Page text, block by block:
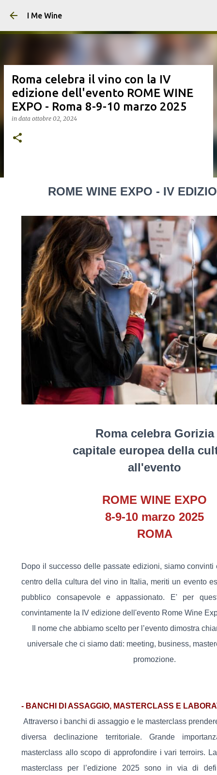
I Me Wine
Roma celebra il vino con la IV
edizione dell'evento ROME WINE
EXPO - Roma 8-9-10 marzo 2025
in data ottobre 02, 2024
ROME WINE EXPO - IV
Roma celebra Gorizia
capitale europea della
all'evento
ROME WINE EXPO
8-9-10 marzo 2025
ROMA
Dopo il successo delle passate edizioni, siamo
centro della cultura del vino in Italia, meriti un evento
pubblico consapevole e appassionato. E' per
convintamente la IV edizione dell'evento Rome Wine
Il nome che abbiamo scelto per l’evento dimostra
universale che ci siamo dati: meeting, business,
promozione.
- BANCHI DI ASSAGGIO, MASTERCLASS E
Attraverso i banchi di assaggio e le masterclass
diversa declinazione territoriale. Grande
masterclass allo scopo di approfondire i vari terroirs.
masterclass per l’edizione 2025 sono in via di